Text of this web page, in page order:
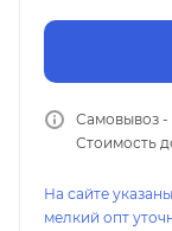
Самовывоз -
Стоимость
На сайте
мелкий опт